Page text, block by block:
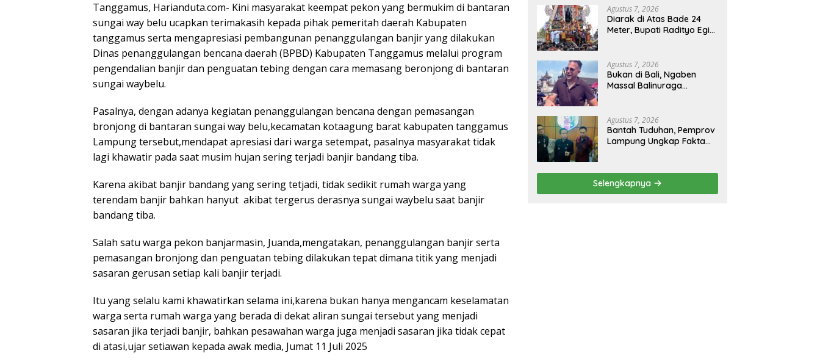
Tanggamus, Harianduta.com- Kini masyarakat keempat pekon yang bermukim di bantaran
sungai way belu ucapkan terimakasih kepada pihak pemeritah daerah Kabupaten
tanggamus serta mengapresiasi pembangunan penanggulangan banjir yang dilakukan
Dinas penanggulangan bencana daerah (BPBD) Kabupaten Tanggamus melalui program
pengendalian banjir dan penguatan tebing dengan cara memasang beronjong di bantaran
sungai waybelu.
Pasalnya, dengan adanya kegiatan penanggulangan bencana dengan pemasangan
bronjong di bantaran sungai way belu,kecamatan kotaagung barat kabupaten tanggamus
Lampung tersebut,mendapat apresiasi dari warga setempat, pasalnya masyarakat tidak
lagi khawatir pada saat musim hujan sering terjadi banjir bandang tiba.
Karena akibat banjir bandang yang sering tetjadi, tidak sedikit rumah warga yang
terendam banjir bahkan hanyut akibat tergerus derasnya sungai waybelu saat banjir
bandang tiba.
Salah satu warga pekon banjarmasin, Juanda,mengatakan, penanggulangan banjir serta
pemasangan bronjong dan penguatan tebing dilakukan tepat dimana titik yang menjadi
sasaran gerusan setiap kali banjir terjadi.
Itu yang selalu kami khawatirkan selama ini,karena bukan hanya mengancam keselamatan
warga serta rumah warga yang berada di dekat aliran sungai tersebut yang menjadi
sasaran jika terjadi banjir, bahkan pesawahan warga juga menjadi sasaran jika tidak cepat
di atasi,ujar setiawan kepada awak media, Jumat 11 Juli 2025
Agustus 7, 2026
Diarak di Atas Bade 24
Meter, Bupati Radityo Egi
‘Penglipuran’ Kedua pada
2027
Agustus 7, 2026
Bukan di Bali, Ngaben
Massal Balinuraga
Agustus 7, 2026
Bantah Tuduhan, Pemprov
Lampung Ungkap Fakta
Selengkapnya